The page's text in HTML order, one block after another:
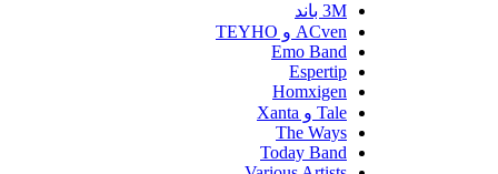
3M باند
ACven و TEYHO
Emo Band
Espertip
Homxigen
Tale و Xanta
The Ways
Today Band